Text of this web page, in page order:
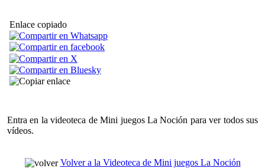
Enlace copiado
Entra en la videoteca de Mini juegos La Noción para ver todos sus
vídeos.
Volver a la Videoteca de Mini juegos La Noción